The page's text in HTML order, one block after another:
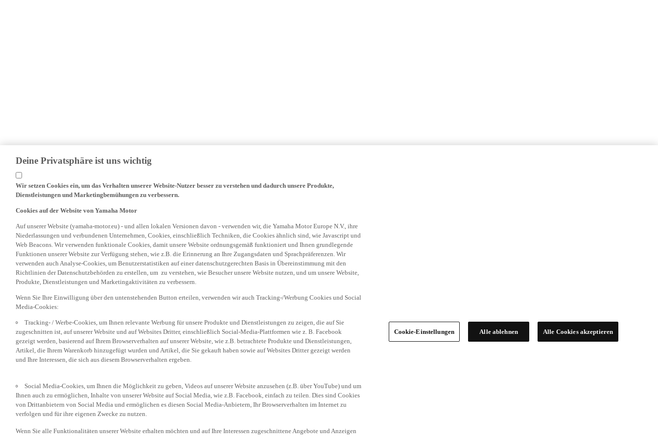
Wir setzen Cookies ein, um das Verhalten unserer Website-Nutzer besser zu verstehen und dadurch unsere Produkte,
Dienstleistungen und Marketingbemühungen zu verbessern.
Cookies auf der Website von Yamaha Motor
Auf unserer Website (yamaha-motor.eu) - und allen lokalen Versionen davon - verwenden wir, die Yamaha Motor Europe N.V., ihre
Niederlassungen und verbundenen Unternehmen, Cookies, einschließlich Techniken, die Cookies ähnlich sind, wie Javascript und
Web Beacons. Wir verwenden funktionale Cookies, damit unsere Website ordnungsgemäß funktioniert und Ihnen grundlegende
Funktionen unserer Website zur Verfügung stehen, wie z.B. die Erinnerung an Ihre Zugangsdaten und Sprachpräferenzen. Wir
verwenden auch Analyse-Cookies, um Benutzerstatistiken auf einer datenschutzgerechten Basis in Übereinstimmung mit den
Richtlinien der Datenschutzbehörden zu erstellen, um zu verstehen, wie Besucher unsere Website nutzen, und um unsere Website,
Produkte, Dienstleistungen und Marketingaktivitäten zu verbessern.
Wenn Sie Ihre Einwilligung über den untenstehenden Button erteilen, verwenden wir auch Tracking-/Werbung Cookies und Social
Media-Cookies:
Tracking- / Werbe-Cookies, um Ihnen relevante Werbung für unsere Produkte und Dienstleistungen zu zeigen, die auf Sie
zugeschnitten ist, auf unserer Website und auf Websites Dritter, einschließlich Social-Media-Plattformen wie z. B. Facebook
gezeigt werden, basierend auf Ihrem Browserverhalten auf unserer Website, wie z.B. betrachtete Produkte und Dienstleistungen,
Artikel, die Ihrem Warenkorb hinzugefügt wurden und Artikel, die Sie gekauft haben sowie auf Websites Dritter gezeigt werden
und Ihre Interessen, die sich aus diesem Browserverhalten ergeben.
Ihnen auch zu ermöglichen, Inhalte von unserer Website auf Social Media, wie z.B. Facebook, einfach zu teilen. Dies sind Cookies
von Drittanbietern von Social Media und ermöglichen es diesen Social Media-Anbietern, Ihr Browserverhalten im Internet zu
verfolgen und für ihre eigenen Zwecke zu nutzen.
Wenn Sie alle Funktionalitäten unserer Website erhalten möchten und auf Ihre Interessen zugeschnittene Angebote und Anzeigen
sehen möchten, akzeptieren Sie bitte die Tracking-/Werbung- und Social Media-Cookies, indem Sie auf die Schaltfläche
Cookie-Einstellungen Alle ablehnen Alle Cookies akzeptieren